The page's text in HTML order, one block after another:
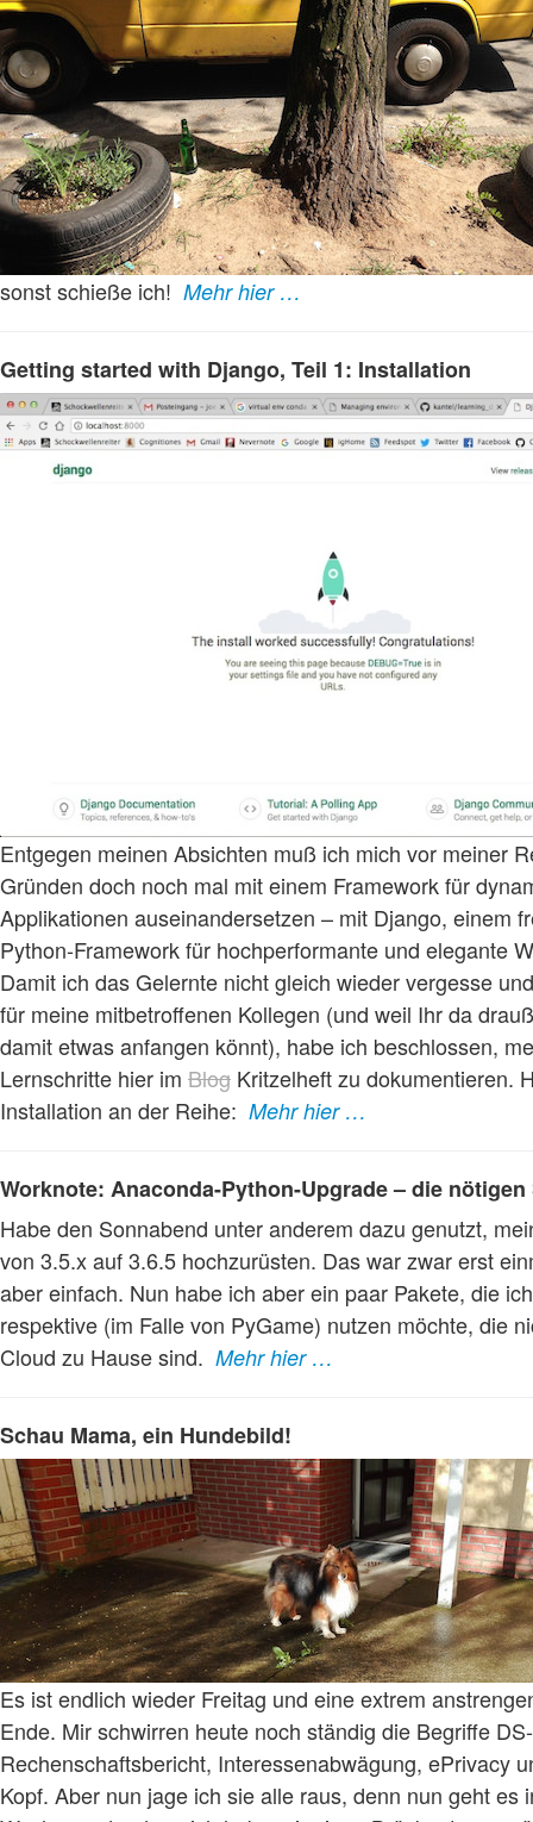
sonst schieße ich! Mehr hier …
Getting started with Django, Teil 1: Installation
Entgegen meinen Absichten muß ich mich vor meiner
Gründen doch noch mal mit einem Framework für
Applikationen auseinandersetzen – mit Django, einem
Python-Framework für hochperformante und elegante
Damit ich das Gelernte nicht gleich wieder vergesse
für meine mitbetroffenen Kollegen (und weil Ihr da
damit etwas anfangen könnt), habe ich beschlossen,
Lernschritte hier im Blog Kritzelheft zu dokumentieren.
Installation an der Reihe: Mehr hier …
Worknote: Anaconda-Python-Upgrade – die
Habe den Sonnabend unter anderem dazu genutzt,
von 3.5.x auf 3.6.5 hochzurüsten. Das war zwar erst
aber einfach. Nun habe ich aber ein paar Pakete, die
respektive (im Falle von PyGame) nutzen möchte, die
Cloud zu Hause sind. Mehr hier …
Schau Mama, ein Hundebild!
Es ist endlich wieder Freitag und eine extrem
Ende. Mir schwirren heute noch ständig die Begriffe
Rechenschaftsbericht, Interessenabwägung, ePrivacy
Kopf. Aber nun jage ich sie alle raus, denn nun geht es